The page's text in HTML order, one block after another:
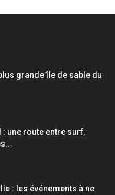
grande île de sable du
: une route entre surf,
: les événements à ne